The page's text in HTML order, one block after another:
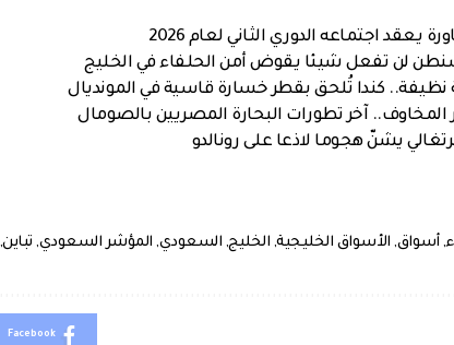
يعقد اجتماعه الدوري الثاني لعام 2026
لن تفعل شيئا يقوض أمن الحلفاء في الخليج
كندا تُلحق بقطر خسارة قاسية في المونديال
المخاوف.. آخر تطورات البحارة المصريين بالصومال
يشنّ هجوما لاذعا على رونالدو
, أسواق, الأسواق الخليجية, الخليج, السعودي, المؤشر السعودي, تباين,
Facebook